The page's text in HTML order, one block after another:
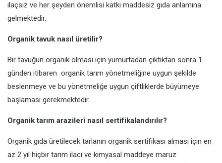
ilaçsız ve her şeyden önemlisi katkı maddesiz gıda anlamına
gelmektedir.
Organik tavuk nasıl üretilir?
Bir tavuğun organik olması için yumurtadan çıktıktan sonra 1.
günden itibaren organik tarım yönetmeliğine uygun şekilde
beslenmeye ve bu yönetmeliğe uygun çiftliklerde büyümeye
başlaması gerekmektedir.
Organik tarım arazileri nasıl sertifikalandırılır?
Organik gıda üretilecek tarlanın organik sertifikası alması için en
az 2 yıl hiçbir tarım ilacı ve kimyasal maddeye maruz